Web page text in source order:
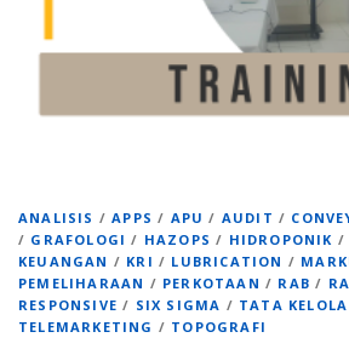
ANALISIS /APPS / APU / AUDIT /
/ GRAFOLOGI / HAZOPS / HIDROPONIK /
KEUANGAN / KRI / LUBRICATION /
PEMELIHARAAN / PERKOTAAN / RAB /
RESPONSIVE / SIX SIGMA / TATA KELOLA
TELEMARKETING / TOPOGRAFI